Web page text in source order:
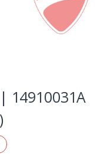
14910031A